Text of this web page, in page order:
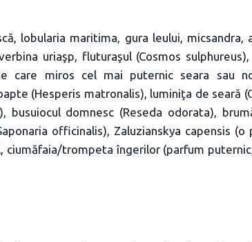
lobularia maritima, gura leului, micsandra,
uriaşp, fluturaşul (Cosmos
care miros cel mai puternic seara sau
(Hesperis matronalis), luminiţa de seară
domnesc (Reseda odorata),
officinalis), Zaluzianskya capensis
ciumăfaia/trompeta îngerilor (parfum